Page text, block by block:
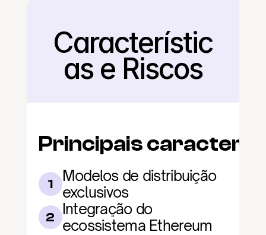
Voltar
Característic
as e Riscos
Principais
1
Modelos de distribuição
exclusivos
2 Integração do
ecossistema Ethereum